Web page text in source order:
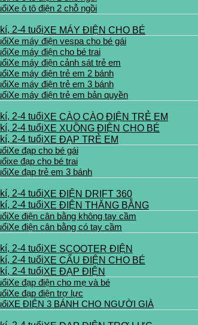
Xe ô tô điện 2 chỗ ngồi
XE MÁY ĐIỆN CHO BÉ
Xe máy điện vespa cho bé gái
Xe máy điện cho bé trai
Xe máy điện cảnh sát trẻ em
Xe máy điện trẻ em 2 bánh
Xe máy điện trẻ em 3 bánh
Xe máy điện trẻ em bản quyền
XE CÀO CÀO ĐIỆN TRẺ EM
XE XUỒNG ĐIỆN CHO BÉ
XE ĐẠP TRẺ EM
Xe đạp cho bé gái
xe đạp cho bé trai
Xe đạp trẻ em 3 bánh
XE ĐIỆN DRIFT 360
XE ĐIỆN THĂNG BẰNG
Xe điện cân bằng không tay cầm
Xe điện cân bằng có tay cầm
XE SCOOTER ĐIỆN
XE CẨU ĐIỆN CHO BÉ
XE ĐẠP ĐIỆN
Xe đạp điện cho mẹ và bé
Xe đạp điện trợ lực
XE ĐIỆN 3 BÁNH CHO NGƯỜI GIÀ